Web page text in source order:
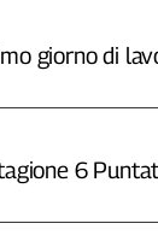
giorno di
6